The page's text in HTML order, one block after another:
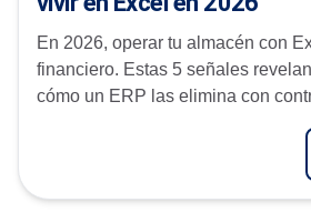
En 2026, operar tu almacén con
financiero. Estas 5 señales
cómo un ERP las elimina con